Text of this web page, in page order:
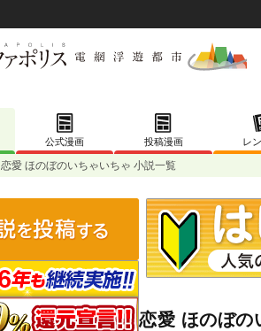
公式漫画 投稿漫画 レ
恋愛 ほのぼのいちゃいちゃ 小説一覧
恋愛 ほのぼの